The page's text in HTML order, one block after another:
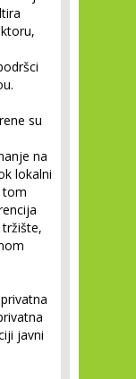
su
na
lokalni
tom
javni